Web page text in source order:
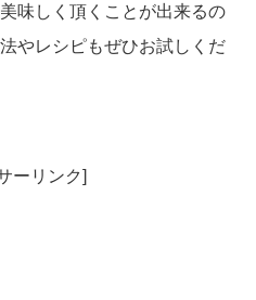
味しく頂くことが出来るの
やレシピもぜひお試しくだ
ーリンク]